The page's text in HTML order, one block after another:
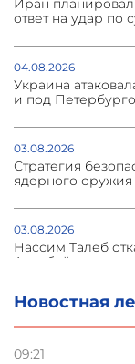
Новостная
09:21
Иран
ответ на удар по
04.08.2026
Украина
и под
03.08.2026
Стратегия
ядерного
03.08.2026
Нассим Талеб
Азербайджане
31.07.2026
Сотрудничество